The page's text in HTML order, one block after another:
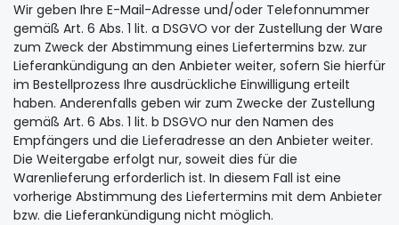
Wir geben Ihre E-Mail-Adresse und/oder Telefonnummer
gemäß Art. 6 Abs. 1 lit. a DSGVO vor der Zustellung der Ware
zum Zweck der Abstimmung eines Liefertermins bzw. zur
Lieferankündigung an den Anbieter weiter, sofern Sie hierfür
im Bestellprozess Ihre ausdrückliche Einwilligung erteilt
haben. Anderenfalls geben wir zum Zwecke der Zustellung
gemäß Art. 6 Abs. 1 lit. b DSGVO nur den Namen des
Empfängers und die Lieferadresse an den Anbieter weiter.
Die Weitergabe erfolgt nur, soweit dies für die
Warenlieferung erforderlich ist. In diesem Fall ist eine
vorherige Abstimmung des Liefertermins mit dem Anbieter
bzw. die Lieferankündigung nicht möglich.